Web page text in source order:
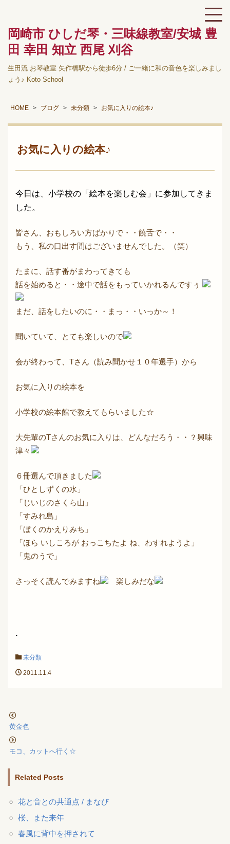
岡崎市 ひしだ琴・三味線教室/安城 豊
田 幸田 知立 西尾 刈谷
生田流 お琴教室 矢作橋駅から徒歩6分 / ご一緒に和の音色を楽しみまし
ょう♪ Koto School
HOME ブログ 未分類 お気に入りの絵本♪
お気に入りの絵本♪
今日は、小学校の「絵本を楽しむ会」に参加してきま
した。
皆さん、おもしろい方ばかりで・・饒舌で・・
もう、私の口出す間はございませんでした。（笑）
たまに、話す番がまわってきても
話を始めると・・途中で話をもっていかれるんですぅ
まだ、話をしたいのに・・まっ・・いっか～！
聞いていて、とても楽しいので
会が終わって、Tさん（読み聞かせ１０年選手）から
お気に入りの絵本を
小学校の絵本館で教えてもらいました☆
大先輩のTさんのお気に入りは、どんなだろう・・？興味
津々
６冊選んで頂きました
「ひとしずくの水」
「じいじのさくら山」
「すみれ島」
「ぼくのかえりみち」
「ほら いしころが おっこちたよ ね、わすれようよ」
「鬼のうで」
さっそく読んでみますね 楽しみだな
.
未分類
2011.11.4
黄金色
モコ、カットへ行く☆
Related Posts
花と音との共通点 / まなび
桜、また来年
春風に背中を押されて